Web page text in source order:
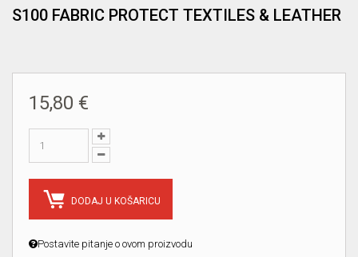
S100 FABRIC PROTECT TEXTILES & LEATHER
15,80 €
DODAJ U KOŠARICU
Postavite pitanje o ovom proizvodu